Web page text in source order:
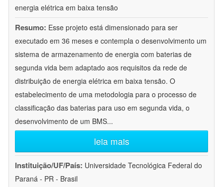
energia elétrica em baixa tensão
Resumo: Esse projeto está dimensionado para ser
executado em 36 meses e contempla o desenvolvimento um
sistema de armazenamento de energia com baterias de
segunda vida bem adaptado aos requisitos da rede de
distribuição de energia elétrica em baixa tensão. O
estabelecimento de uma metodologia para o processo de
classificação das baterias para uso em segunda vida, o
desenvolvimento de um BMS...
leia mais
Instituição/UF/País: Universidade Tecnológica Federal do
Paraná - PR - Brasil